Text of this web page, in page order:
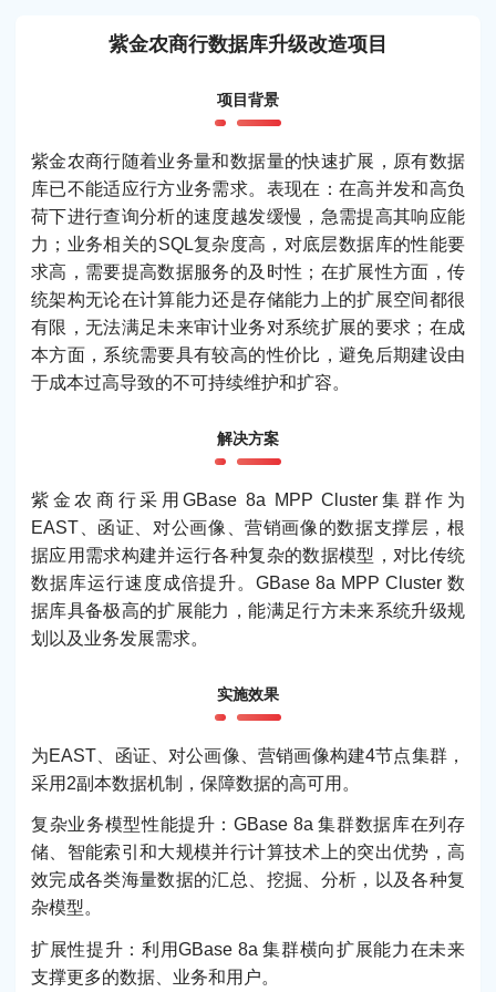
紫金农商行数据库升级改造项目
项目背景
紫金农商行随着业务量和数据量的快速扩展，原有数据
库已不能适应行方业务需求。表现在：在高并发和高负
荷下进行查询分析的速度越发缓慢，急需提高其响应能
力；业务相关的SQL复杂度高，对底层数据库的性能要
求高，需要提高数据服务的及时性；在扩展性方面，传
统架构无论在计算能力还是存储能力上的扩展空间都很
有限，无法满足未来审计业务对系统扩展的要求；在成
本方面，系统需要具有较高的性价比，避免后期建设由
于成本过高导致的不可持续维护和扩容。
解决方案
紫金农商行采用GBase 8a MPP Cluster集群作为
EAST、函证、对公画像、营销画像的数据支撑层，根
据应用需求构建并运行各种复杂的数据模型，对比传统
数据库运行速度成倍提升。GBase 8a MPP Cluster 数
据库具备极高的扩展能力，能满足行方未来系统升级规
划以及业务发展需求。
实施效果
为EAST、函证、对公画像、营销画像构建4节点集群，
采用2副本数据机制，保障数据的高可用。
复杂业务模型性能提升：GBase 8a 集群数据库在列存
储、智能索引和大规模并行计算技术上的突出优势，高
效完成各类海量数据的汇总、挖掘、分析，以及各种复
杂模型。
扩展性提升：利用GBase 8a 集群横向扩展能力在未来
支撑更多的数据、业务和用户。